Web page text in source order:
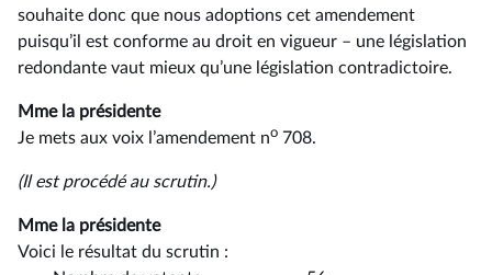
souhaite donc que nous adoptions cet amendement
puisqu’il est conforme au droit en vigueur –⁠ une législation
redondante vaut mieux qu’une législation contradictoire.
Mme la présidente
Je mets aux voix l’amendement no 708.
(Il est procédé au scrutin.)
Mme la présidente
Voici le résultat du scrutin :